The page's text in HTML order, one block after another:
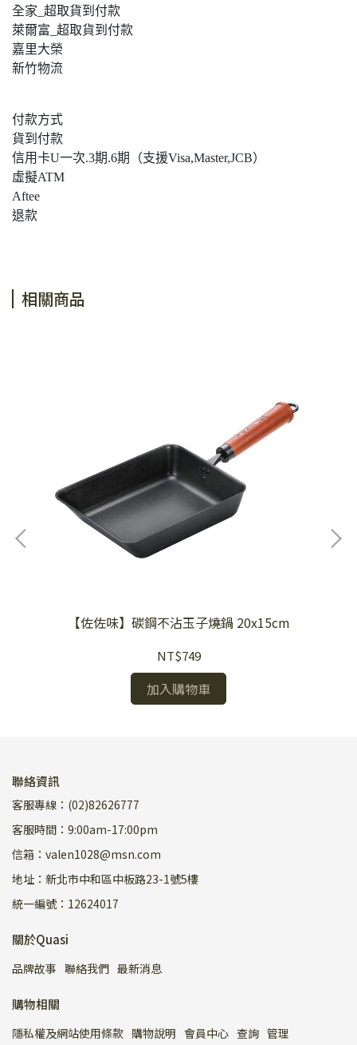
全家_超取貨到付款
萊爾富_超取貨到付款
嘉里大榮
新竹物流
付款方式
貨到付款
信用卡U一次.3期.6期（支援Visa,Master,JCB）
虛擬ATM
Aftee
退款
相關商品
【佐佐味】碳鋼不沾玉子燒鍋 20x15cm
NT$749
加入購物車
聯絡資訊
客服專線：(02)82626777
客服時間：9:00am-17:00pm
信箱：valen1028@msn.com
地址：新北市中和區中板路23-1號5樓
統一編號：12624017
關於Quasi
品牌故事 聯絡我們 最新消息
購物相關
隱私權及網站使用條款 購物說明 會員中心 查詢 管理